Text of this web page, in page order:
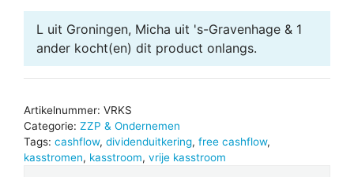
L uit Groningen, Micha uit 's-Gravenhage & 1
ander kocht(en) dit product onlangs.
Artikelnummer: VRKS
Categorie: ZZP & Ondernemen
Tags: cashflow, dividenduitkering, free cashflow,
kasstromen, kasstroom, vrije kasstroom